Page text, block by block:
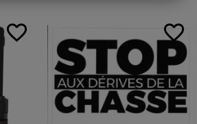
favorite_border favorite_border